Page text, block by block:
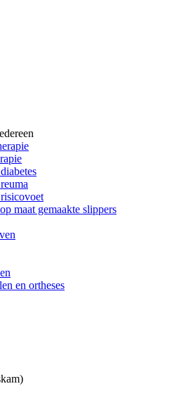
maat gemaakte slippers
en ortheses